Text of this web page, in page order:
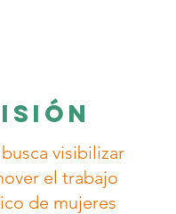
visibilizar
el trabajo
de mujeres